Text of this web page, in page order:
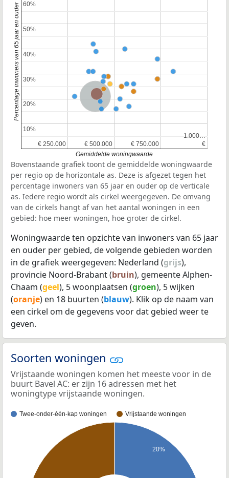
Nederland
Provincie Noord-Brabant
€ 250.000
€ 250.000 € 500.000
€ 500.000 € 750.000
€ 750.000 €
€
1.000…
1.000…
10%
10%
20%
20%
30%
30%
40%
40%
50%
50%
60%
60%
Gemiddelde woningwaarde
Percentage inwoners van 65 jaar en ouder
Bovenstaande grafiek toont de gemiddelde woningwaarde
per regio op de horizontale as. Deze is afgezet tegen het
percentage inwoners van 65 jaar en ouder op de verticale
as. Iedere regio wordt als cirkel weergegeven. De omvang
van de cirkels hangt af van het aantal woningen in een
gebied: hoe meer woningen, hoe groter de cirkel.
Woningwaarde ten opzichte van inwoners van 65 jaar
en ouder per gebied, de volgende gebieden worden
in de grafiek weergegeven: Nederland (grijs),
provincie Noord-Brabant (bruin), gemeente Alphen-
Chaam (geel), 5 woonplaatsen (groen), 5 wijken
(oranje) en 18 buurten (blauw). Klik op de naam van
een cirkel om de gegevens voor dat gebied weer te
geven.
Soorten woningen
Vrijstaande woningen komen het meeste voor in de
buurt Bavel AC: er zijn 16 adressen met het
woningtype vrijstaande woningen.
Twee-onder-één-kap woningen Vrijstaande woningen
20%